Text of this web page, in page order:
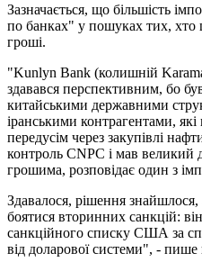
Зазначається, що більшість
по банках" у пошуках тих, хто
гроші.
"Kunlyn Bank (колишній
здавався перспективним, бо
китайськими державними
іранськими контрагентами,
передусім через закупівлі
контроль CNPC і мав великий
грошима, розповідає один з
Здавалося, рішення
боятися вторинних санкцій:
санкційного списку США за
від доларової системи", - пише